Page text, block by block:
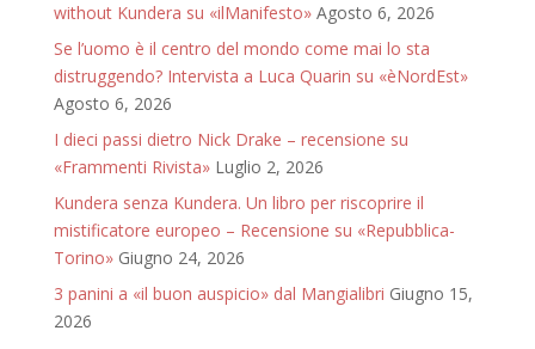
without Kundera su «ilManifesto» Agosto 6, 2026
Se l’uomo è il centro del mondo come mai lo sta
distruggendo? Intervista a Luca Quarin su «èNordEst»
Agosto 6, 2026
I dieci passi dietro Nick Drake – recensione su
«Frammenti Rivista» Luglio 2, 2026
Kundera senza Kundera. Un libro per riscoprire il
mistificatore europeo – Recensione su «Repubblica-
Torino» Giugno 24, 2026
3 panini a «il buon auspicio» dal Mangialibri Giugno 15,
2026